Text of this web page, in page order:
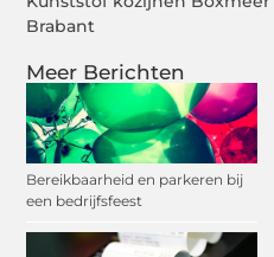
Meer Berichten
Bereikbaarheid en parkeren bij
een bedrijfsfeest
Brabant